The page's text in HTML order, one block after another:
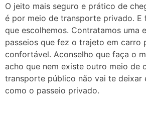
O jeito mais seguro e prático de
é por meio de transporte privado. E
que escolhemos. Contratamos uma
passeios que fez o trajeto em carro
confortável. Aconselho que faça o
acho que nem existe outro meio de
transporte público não vai te deixar
como o passeio privado.